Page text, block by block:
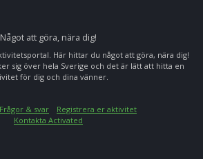
Något att göra, nära dig!
Här hittar du något att göra, nära dig!
sig över hela Sverige och det är lätt att hitta en
för dig och dina vänner.
Frågor & svar
Registrera er aktivitet
Kontakta Activated